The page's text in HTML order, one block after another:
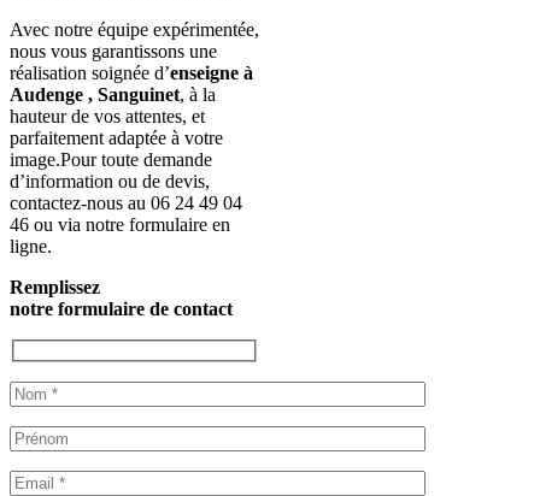
Avec notre équipe expérimentée,
nous vous garantissons une
réalisation soignée d’enseigne à
Audenge , Sanguinet, à la
hauteur de vos attentes, et
parfaitement adaptée à votre
image.Pour toute demande
d’information ou de devis,
contactez-nous au 06 24 49 04
46 ou via notre formulaire en
ligne.
Remplissez
notre formulaire de contact